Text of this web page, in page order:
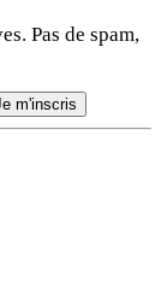
Pas de spam,
m'inscris